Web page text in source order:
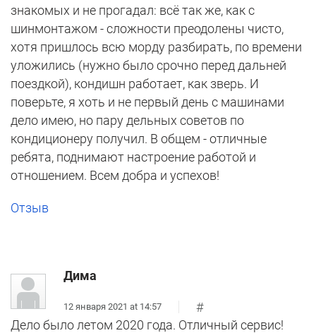
знакомых и не прогадал: всё так же, как с
шинмонтажом - сложности преодолены чисто,
хотя пришлось всю морду разбирать, по времени
уложились (нужно было срочно перед дальней
поездкой), кондишн работает, как зверь. И
поверьте, я хоть и не первый день с машинами
дело имею, но пару дельных советов по
кондиционеру получил. В общем - отличные
ребята, поднимают настроение работой и
отношением. Всем добра и успехов!
Отзыв
Дима
12 января 2021 at 14:57
#
Дело было летом 2020 года. Отличный сервис!